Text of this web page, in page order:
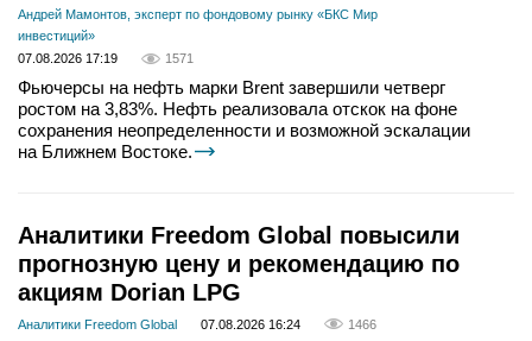
Андрей Мамонтов, эксперт по фондовому рынку «БКС Мир
инвестиций»
07.08.2026 17:19
1571
Фьючерсы на нефть марки Brent завершили четверг
ростом на 3,83%. Нефть реализовала отскок на фоне
сохранения неопределенности и возможной эскалации
на Ближнем Востоке.
Аналитики Freedom Global повысили
прогнозную цену и рекомендацию по
акциям Dorian LPG
Аналитики Freedom Global 07.08.2026 16:24 1466